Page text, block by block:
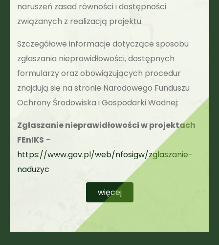
naruszeń zasad równości i dostępności
związanych z realizacją projektu.
Szczegółowe informacje dotyczące sposobu
zgłaszania nieprawidłowości, dostępnych
formularzy oraz obowiązujących procedur
znajdują się na stronie Narodowego Funduszu
Ochrony Środowiska i Gospodarki Wodnej:
Zgłaszanie nieprawidłowości w projektach
FEnIKS –
https://www.gov.pl/web/nfosigw/zglaszanie-
naduzyc
więcej